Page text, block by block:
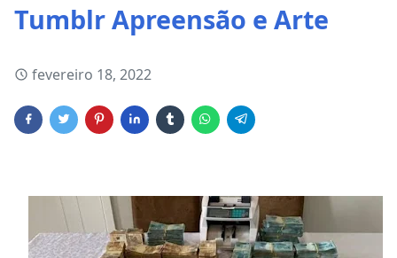
Tumblr Apreensão e Arte
fevereiro 18, 2022